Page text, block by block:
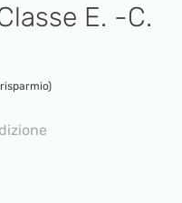
E. -C.
risparmio)